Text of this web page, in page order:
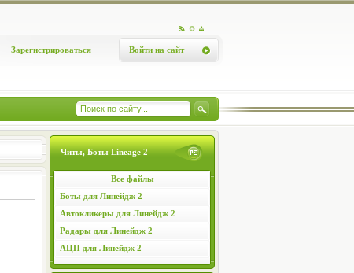
Войти на сайт
Зарегистрироваться
Читы, Боты Lineage 2
Все файлы
Боты для Линейдж 2
Автокликеры для Линейдж 2
Радары для Линейдж 2
АЦП для Линейдж 2